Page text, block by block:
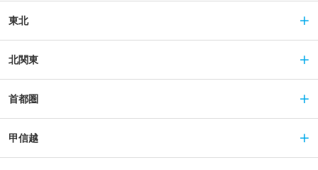
東北
北関東
首都圏
甲信越